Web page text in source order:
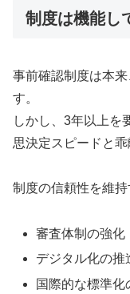
制度は機能し
事前確認制度は本
す。
しかし、3年以上を
思決定スピードと乖
制度の信頼性を維持
審査体制の強化
デジタル化の推
国際的な標準化